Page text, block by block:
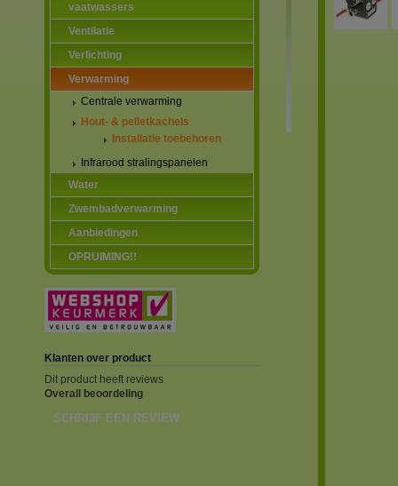
vaatwassers
Ventilatie
Verlichting
Verwarming
Centrale verwarming
Hout- & pelletkachels
Installatie toebehoren
Infrarood stralingspanelen
Water
Zwembadverwarming
Aanbiedingen
OPRUIMING!!
Klanten over product
Dit product heeft reviews
Overall beoordeling
SCHRIJF EEN REVIEW